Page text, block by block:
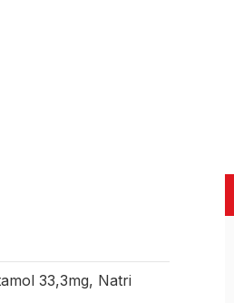
33,3mg, Natri